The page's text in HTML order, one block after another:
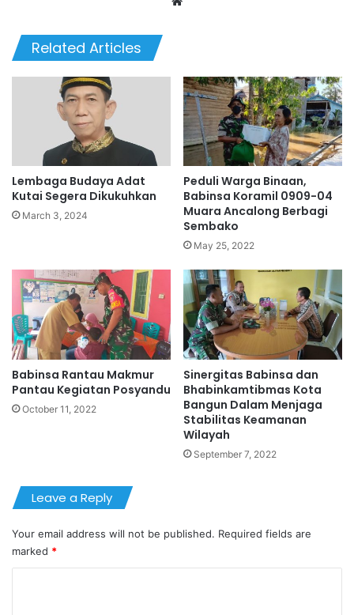
Related Articles
Lembaga Budaya Adat
Kutai Segera Dikukuhkan
March 3, 2024
Peduli Warga Binaan,
Babinsa Koramil 0909-04
Muara Ancalong Berbagi
Sembako
May 25, 2022
Babinsa Rantau Makmur
Pantau Kegiatan Posyandu
October 11, 2022
Sinergitas Babinsa dan
Bhabinkamtibmas Kota
Bangun Dalam Menjaga
Stabilitas Keamanan
Wilayah
September 7, 2022
Leave a Reply
Your email address will not be published. Required fields are
marked *